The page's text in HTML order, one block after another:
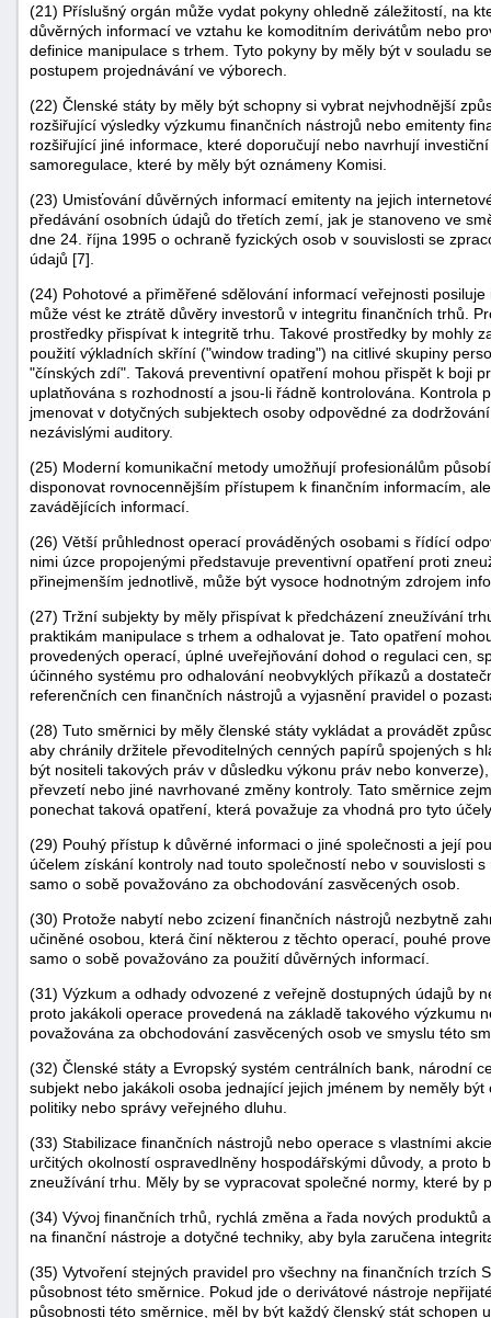
(21) Příslušný orgán může vydat pokyny ohledně záležitostí, na
důvěrných informací ve vztahu ke komoditním derivátům nebo
definice manipulace s trhem. Tyto pokyny by měly být v souladu
postupem projednávání ve výborech.
(22) Členské státy by měly být schopny si vybrat nejvhodnější
rozšiřující výsledky výzkumu finančních nástrojů nebo emitenty
rozšiřující jiné informace, které doporučují nebo navrhují
samoregulace, které by měly být oznámeny Komisi.
(23) Umisťování důvěrných informací emitenty na jejich
předávání osobních údajů do třetích zemí, jak je stanoveno ve
dne 24. října 1995 o ochraně fyzických osob v souvislosti se
údajů [7].
(24) Pohotové a přiměřené sdělování informací veřejnosti
může vést ke ztrátě důvěry investorů v integritu finančních trhů.
prostředky přispívat k integritě trhu. Takové prostředky by mohly
použití výkladních skříní ("window trading") na citlivé skupiny
"čínských zdí". Taková preventivní opatření mohou přispět k boji
uplatňována s rozhodností a jsou-li řádně kontrolována. Kontrola
jmenovat v dotyčných subjektech osoby odpovědné za
nezávislými auditory.
(25) Moderní komunikační metody umožňují profesionálům
disponovat rovnocennějším přístupem k finančním informacím,
zavádějících informací.
(26) Větší průhlednost operací prováděných osobami s řídící
nimi úzce propojenými představuje preventivní opatření proti
přinejmenším jednotlivě, může být vysoce hodnotným zdrojem
(27) Tržní subjekty by měly přispívat k předcházení zneužívání
praktikám manipulace s trhem a odhalovat je. Tato opatření
provedených operací, úplné uveřejňování dohod o regulaci cen,
účinného systému pro odhalování neobvyklých příkazů a
referenčních cen finančních nástrojů a vyjasnění pravidel o
(28) Tuto směrnici by měly členské státy vykládat a provádět
aby chránily držitele převoditelných cenných papírů spojených s
být nositeli takových práv v důsledku výkonu práv nebo
převzetí nebo jiné navrhované změny kontroly. Tato směrnice
ponechat taková opatření, která považuje za vhodná pro tyto
(29) Pouhý přístup k důvěrné informaci o jiné společnosti a její
účelem získání kontroly nad touto společností nebo v souvislosti
samo o sobě považováno za obchodování zasvěcených osob.
(30) Protože nabytí nebo zcizení finančních nástrojů nezbytně
učiněné osobou, která činí některou z těchto operací, pouhé
samo o sobě považováno za použití důvěrných informací.
(31) Výzkum a odhady odvozené z veřejně dostupných údajů by
proto jakákoli operace provedená na základě takového výzkumu
považována za obchodování zasvěcených osob ve smyslu této
(32) Členské státy a Evropský systém centrálních bank, národní
subjekt nebo jakákoli osoba jednající jejich jménem by neměly
politiky nebo správy veřejného dluhu.
(33) Stabilizace finančních nástrojů nebo operace s vlastními
určitých okolností ospravedlněny hospodářskými důvody, a proto
zneužívání trhu. Měly by se vypracovat společné normy, které by
(34) Vývoj finančních trhů, rychlá změna a řada nových produktů
na finanční nástroje a dotyčné techniky, aby byla zaručena
(35) Vytvoření stejných pravidel pro všechny na finančních trzích
působnost této směrnice. Pokud jde o derivátové nástroje
působnosti této směrnice, měl by být každý členský stát schopen